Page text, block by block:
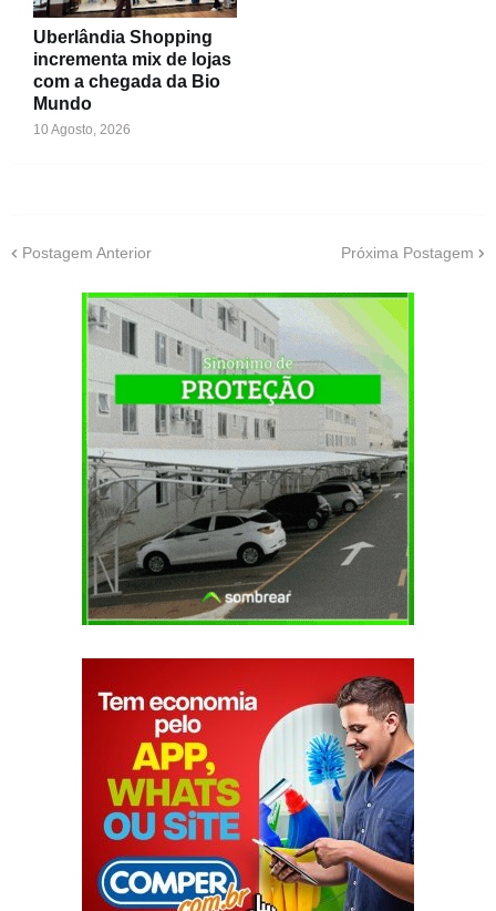
Uberlândia Shopping
incrementa mix de lojas
com a chegada da Bio
Mundo
10 Agosto, 2026
Postagem Anterior Próxima Postagem